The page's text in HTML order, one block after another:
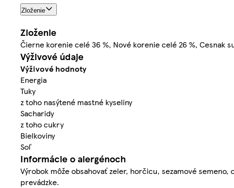
Zloženie
Zloženie
Čierne korenie celé 36 %, Nové korenie celé 26 %, Cesnak
Výživové údaje
Výživové hodnoty
Energia
Tuky
z toho nasýtené mastné kyseliny
Sacharidy
z toho cukry
Bielkoviny
Soľ
Informácie o alergénoch
Výrobok môže obsahovať zeler, horčicu, sezamové
prevádzke.